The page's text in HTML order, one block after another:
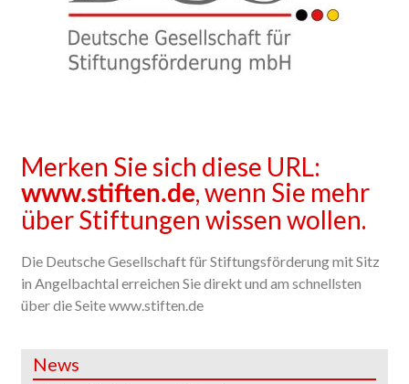
Merken Sie sich diese URL:
www.stiften.de, wenn Sie mehr
über Stiftungen wissen wollen.
Die Deutsche Gesellschaft für Stiftungsförderung mit Sitz
in Angelbachtal erreichen Sie direkt und am schnellsten
über die Seite www.stiften.de
News